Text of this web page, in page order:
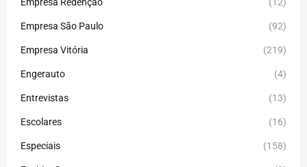
Empresa Redenção (12)
Empresa São Paulo (92)
Empresa Vitória (219)
Engerauto (4)
Entrevistas (13)
Escolares (16)
Especiais (158)